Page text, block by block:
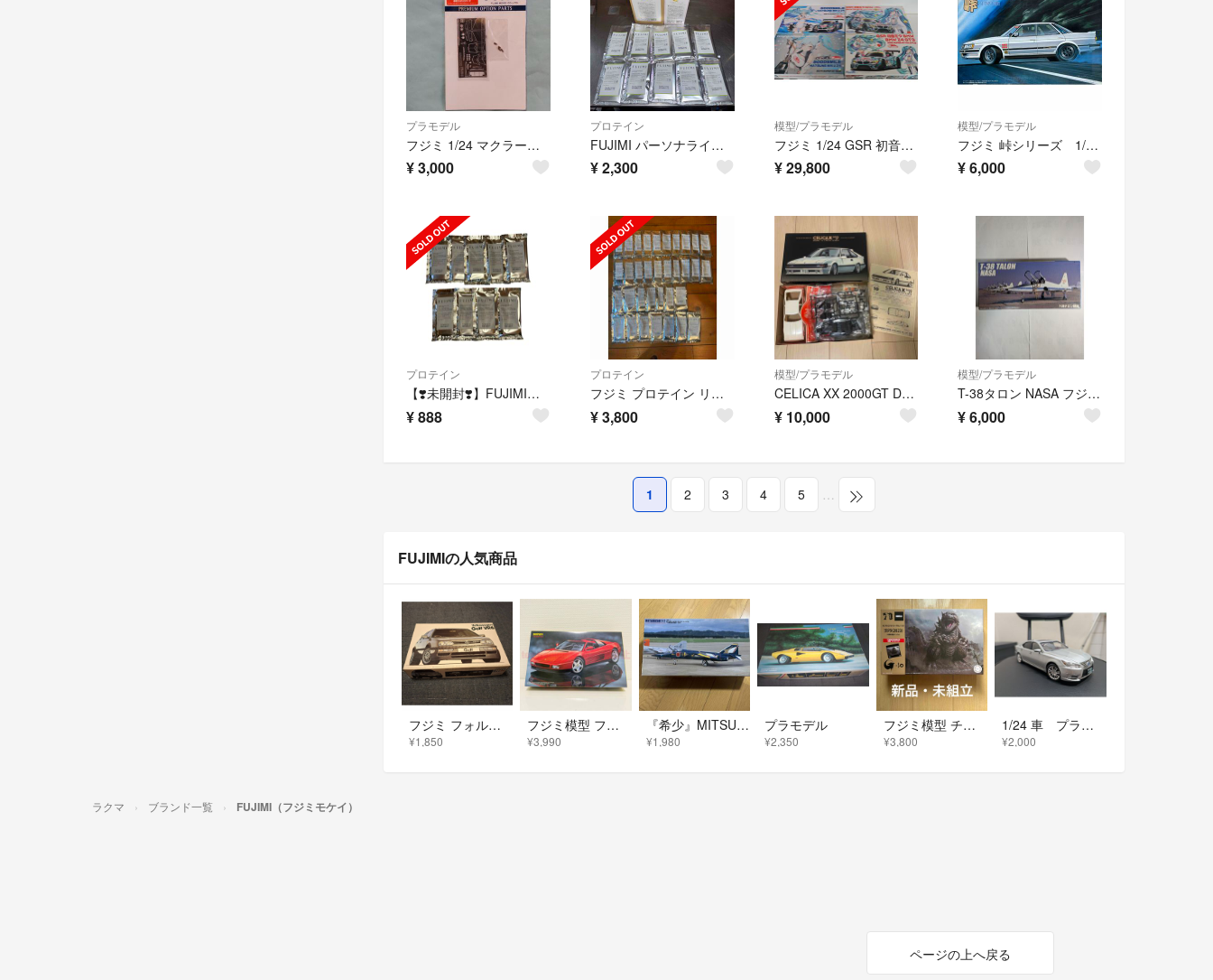
プラモデル
フジミ 1/24 マクラーレンF1 GTR ロングテール 専用エッチングパーツ
¥3,000
プロテイン
FUJIMI パーソナライズプロテイン ポテトクリーム 10袋セット
¥2,300
模型/プラモデル
フジミ 1/24 GSR 初音ミク BMW BMW Z4 GT3 他４点セット
¥29,800
模型/プラモデル
フジミ 峠シリーズ 1/24 トヨタ マークII GT-ツインターボ
¥6,000
プロテイン
【❣️未開封❣️】FUJIMIリッチストロベリーミルク風味30g×9袋
¥888
プロテイン
フジミ プロテイン リッチストロベリーミルク ベリーベリーミックス34袋セット
¥3,800
模型/プラモデル
CELICA XX 2000GT DOHC-6 TWINCAM24 ホワイト
¥ 10,000
模型/プラモデル
T-38タロン NASA フジミ 1/48
¥6,000
1 2 3 4 5 …
FUJIMIの人気商品
フジミ フォルクスワーゲン ゴルフ VR6 1/24
¥1,850
フジミ模型 フェラーリ 348ts 1/24 Ferrari プラモデル
¥3,990
『希少』MITSUBSHI T-2 航空自衛隊 松島基地 第四航空団第21飛行機
¥1,980
プラモデル
¥2,350
フジミ模型 チビマルゴジラ 1101 ゴジラ 2023 70周年記念バージョン
¥3,800
1/24 車 プラモデル 完成品 レクサスLS600hL フジミ
¥2,000
ラクマ ブランド一覧 FUJIMI（フジミモケイ）
ページの上へ戻る